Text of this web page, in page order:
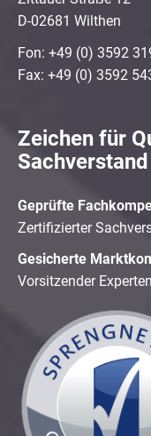
D-02681 Wilthen
Fon: +49 (0) 3592
Fax: +49 (0) 3592
Zeichen für
Sachverstand
Geprüfte
Zertifizierter
Gesicherte
Vorsitzender